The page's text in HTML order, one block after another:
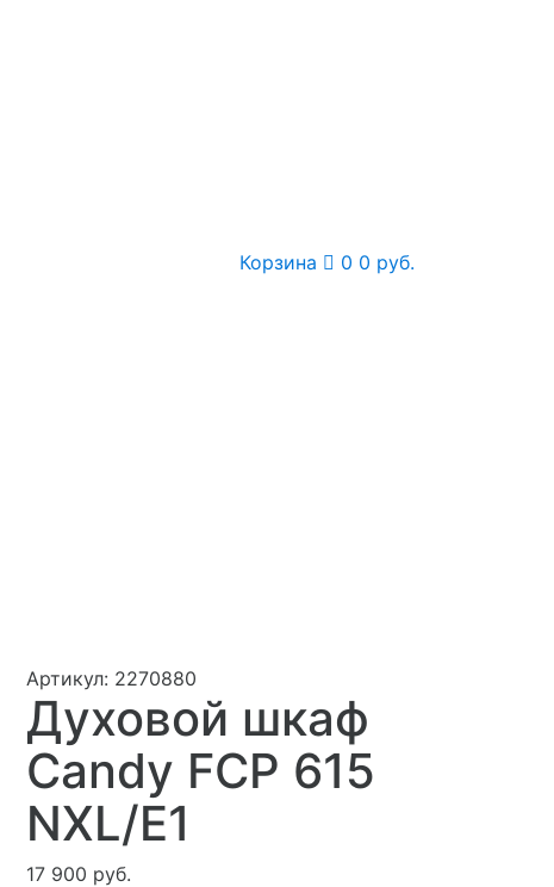
Корзина 0 0 руб.
Артикул: 2270880
Духовой шкаф
Candy FCP 615
NXL/E1
17 900 руб.